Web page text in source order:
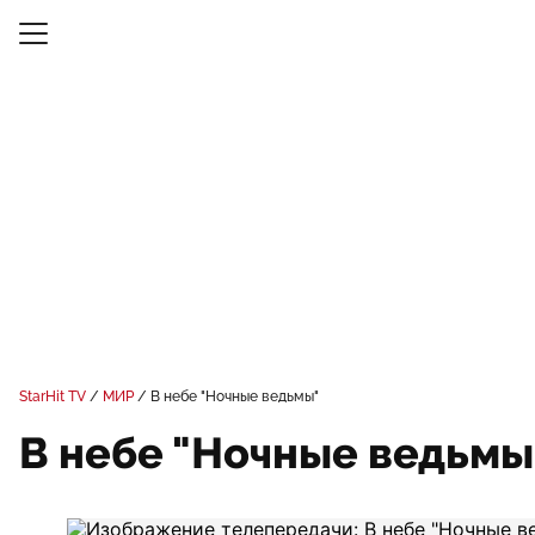
StarHit TV МИР В небе "Ночные ведьмы"
В небе "Ночные